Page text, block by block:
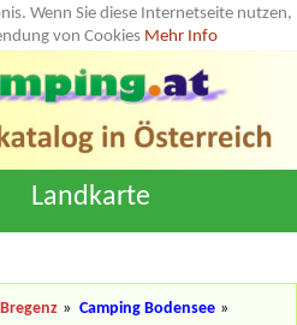
Wenn Sie diese Internetseite nutzen,
von Cookies Mehr Info
Landkarte
» Camping Bodensee »